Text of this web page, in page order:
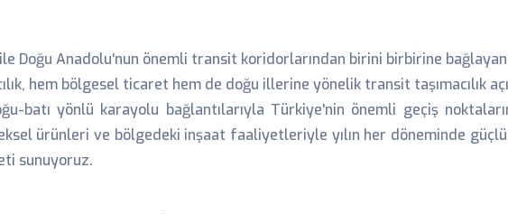
Doğu Anadolu'nun önemli transit koridorlarından birini birbirine
hem bölgesel ticaret hem de doğu illerine yönelik transit taşımacılık
batı yönlü karayolu bağlantılarıyla Türkiye'nin önemli geçiş
ürünleri ve bölgedeki inşaat faaliyetleriyle yılın her döneminde
sunuyoruz.